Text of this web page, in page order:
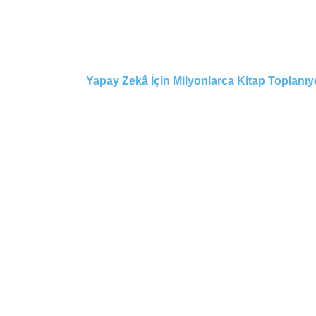
Yapay Zekâ İçin Milyonlarca Kitap